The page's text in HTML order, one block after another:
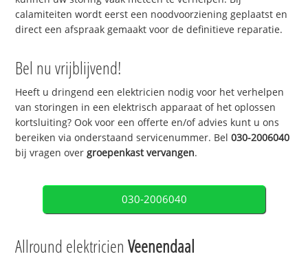
calamiteiten wordt eerst een noodvoorziening geplaatst en
direct een afspraak gemaakt voor de definitieve reparatie.
Bel nu vrijblijvend!
Heeft u dringend een elektricien nodig voor het verhelpen
van storingen in een elektrisch apparaat of het oplossen
kortsluiting? Ook voor een offerte en/of advies kunt u ons
bereiken via onderstaand servicenummer. Bel030-2006040
bij vragen over groepenkast vervangen.
030-2006040
Allround elektricienVeenendaal